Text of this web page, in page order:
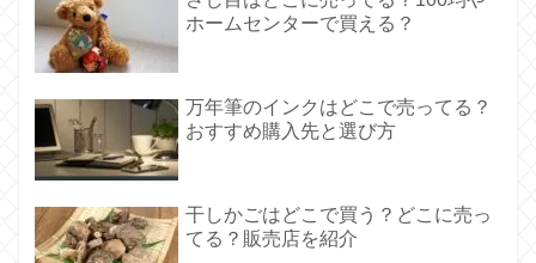
ホームセンターで買える？
万年筆のインクはどこで売ってる？
おすすめ購入先と選び方
干しかごはどこで買う？どこに売っ
てる？販売店を紹介